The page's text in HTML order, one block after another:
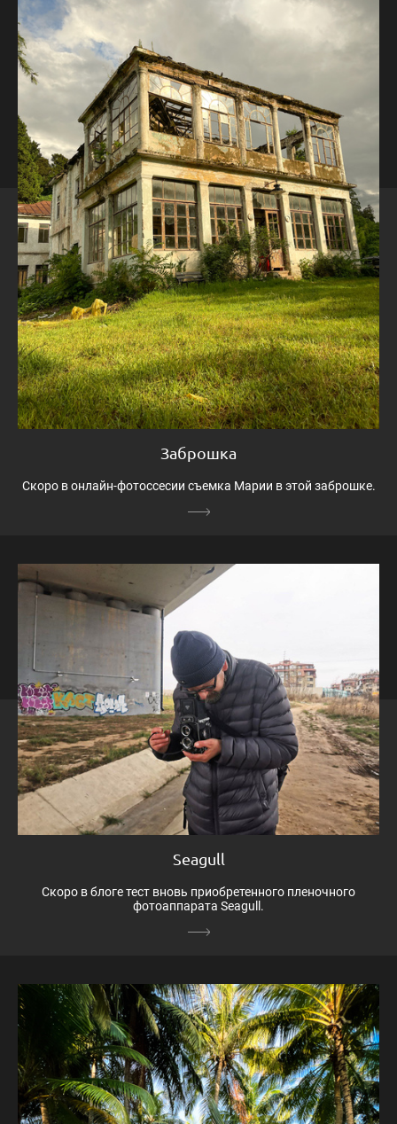
Заброшка
Скоро в онлайн-фотоссесии съемка Марии в этой заброшке.
Seagull
Скоро в блоге тест вновь приобретенного пленочного
фотоаппарата Seagull.